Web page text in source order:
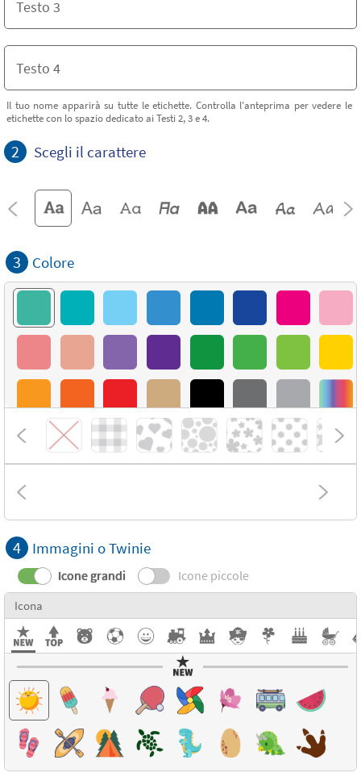
Il tuo nome apparirà su tutte le etichette. Controlla l'anteprima per vedere le
etichette con lo spazio dedicato ai Testi 2, 3 e 4.
2 Scegli il carattere
3 Colore
4 Immagini o Twinie
Icone grandi Icone piccole
Icona